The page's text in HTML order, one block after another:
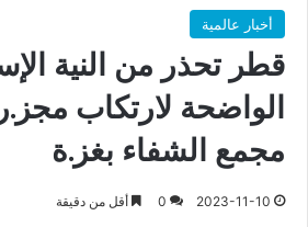
أخبار عالمية
قطر تحذر من النية
الواضحة لارتكاب
مجمع الشفاء بغز.ة
2023-11-10
0 أقل من دقيقة